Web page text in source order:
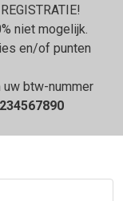
niet mogelijk.
en/of punten
btw-nummer